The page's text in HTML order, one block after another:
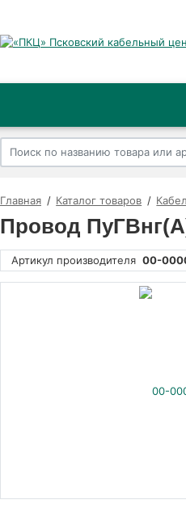
Главная Каталог товаров
Провод
Артикул производителя 00-